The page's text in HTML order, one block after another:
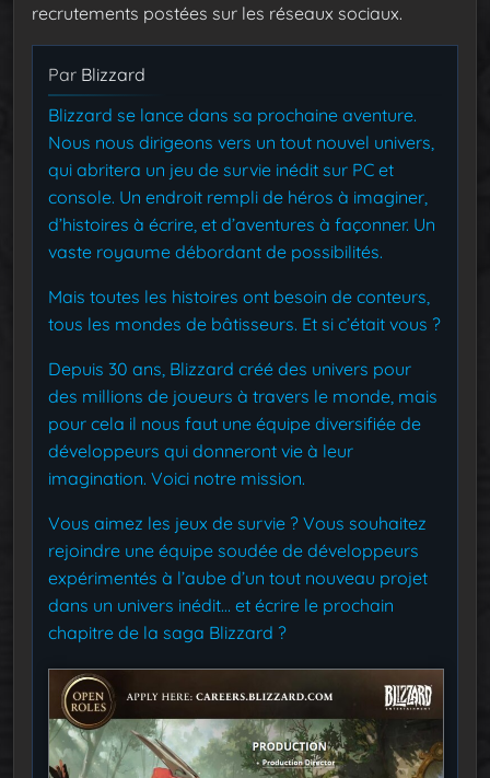
recrutements postées sur les réseaux sociaux.
Par Blizzard
Blizzard se lance dans sa prochaine aventure.
Nous nous dirigeons vers un tout nouvel univers,
qui abritera un jeu de survie inédit sur PC et
console. Un endroit rempli de héros à imaginer,
d’histoires à écrire, et d’aventures à façonner. Un
vaste royaume débordant de possibilités.
Mais toutes les histoires ont besoin de conteurs,
tous les mondes de bâtisseurs. Et si c’était vous ?
Depuis 30 ans, Blizzard créé des univers pour
des millions de joueurs à travers le monde, mais
pour cela il nous faut une équipe diversifiée de
développeurs qui donneront vie à leur
imagination. Voici notre mission.
Vous aimez les jeux de survie ? Vous souhaitez
rejoindre une équipe soudée de développeurs
expérimentés à l’aube d’un tout nouveau projet
dans un univers inédit… et écrire le prochain
chapitre de la saga Blizzard ?